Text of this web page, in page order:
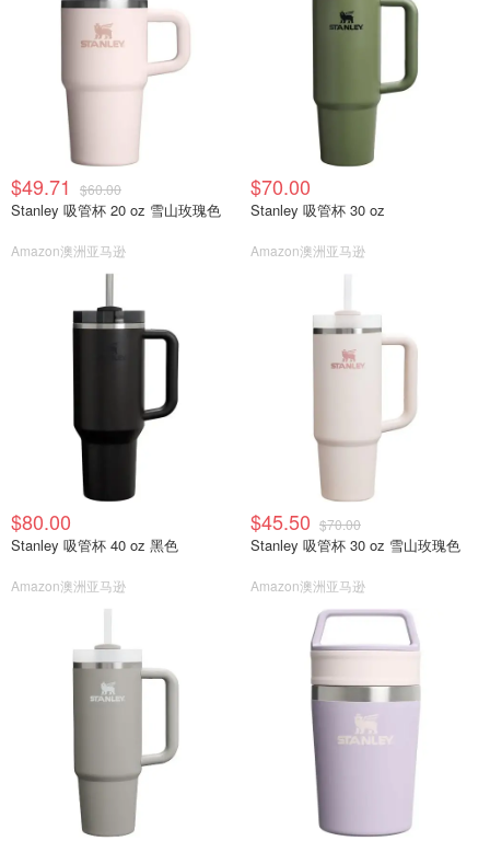
$49.71 $60.00
Stanley 吸管杯 20 oz 雪山玫瑰色
Amazon澳洲亚马逊
$70.00
Stanley 吸管杯 30 oz
Amazon澳洲亚马逊
$80.00
Stanley 吸管杯 40 oz 黑色
Amazon澳洲亚马逊
$45.50 $70.00
Stanley 吸管杯 30 oz 雪山玫瑰色
Amazon澳洲亚马逊